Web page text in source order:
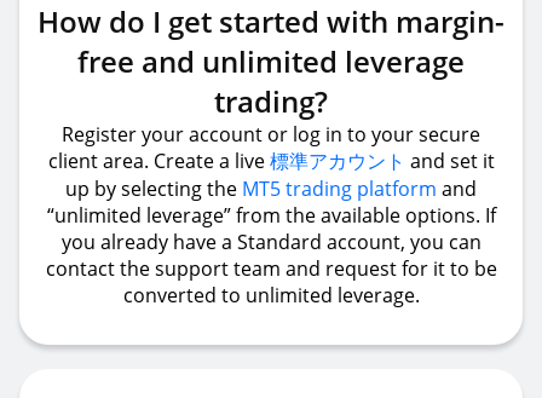
How do I get started with margin-
free and unlimited leverage
trading?
Register your account or log in to your secure
client area. Create a live 標準アカウント and set it
up by selecting the MT5 trading platform and
“unlimited leverage” from the available options. If
you already have a Standard account, you can
contact the support team and request for it to be
converted to unlimited leverage.